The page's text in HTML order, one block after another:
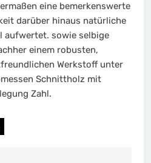
eine bemerkenswerte
darüber hinaus natürliche
aufwertet. sowie selbige
einem robusten,
Werkstoff unter
Schnittholz mit
Zahl.